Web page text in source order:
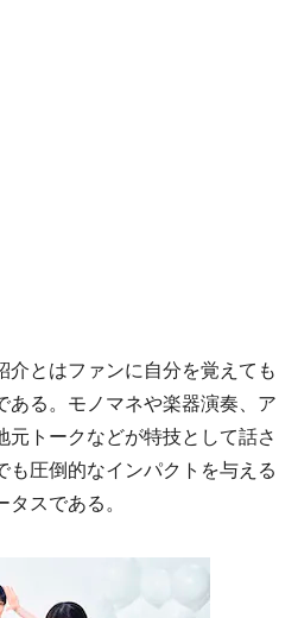
とはファンに自分を覚えても
ある。モノマネや楽器演奏、ア
トークなどが特技として話さ
圧倒的なインパクトを与える
スである。